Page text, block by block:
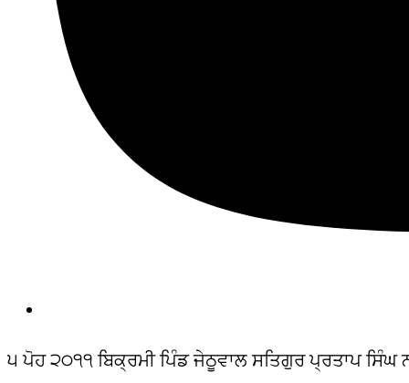
੫ ਪੋਹ ੨੦੧੧ ਬਿਕ੍ਰਮੀ ਪਿੰਡ ਜੇਠੂਵਾਲ ਸਤਿਗੁਰ ਪ੍ਰਤਾਪ